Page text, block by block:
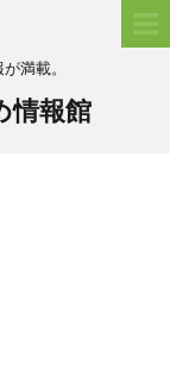
満載。
情報館